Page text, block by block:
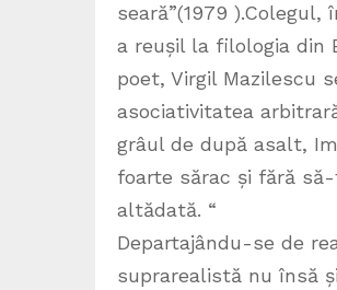
seară”(1979
a reușil la filologia din
poet, Virgil Mazilescu
asociativitatea
grâul de după asalt,
foarte sărac și fără
altădată. “
Departajându-se de
suprarealistă nu însă